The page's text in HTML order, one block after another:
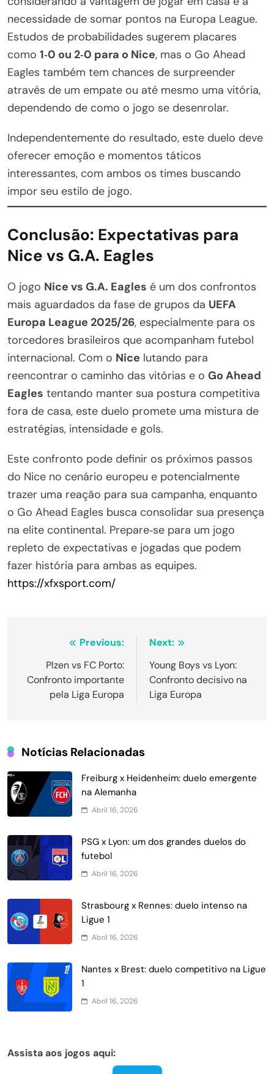
necessidade de somar pontos na Europa League.
Estudos de probabilidades sugerem placares
como 1‑0 ou 2‑0 para o Nice, mas o Go Ahead
Eagles também tem chances de surpreender
através de um empate ou até mesmo uma vitória,
dependendo de como o jogo se desenrolar.
Independentemente do resultado, este duelo deve
oferecer emoção e momentos táticos
interessantes, com ambos os times buscando
impor seu estilo de jogo.
Conclusão: Expectativas para
Nice vs G.A. Eagles
O jogo Nice vs G.A. Eagles é um dos confrontos
mais aguardados da fase de grupos da UEFA
Europa League 2025/26, especialmente para os
torcedores brasileiros que acompanham futebol
internacional. Com o Nice lutando para
reencontrar o caminho das vitórias e o Go Ahead
Eagles tentando manter sua postura competitiva
fora de casa, este duelo promete uma mistura de
estratégias, intensidade e gols.
Este confronto pode definir os próximos passos
do Nice no cenário europeu e potencialmente
trazer uma reação para sua campanha, enquanto
o Go Ahead Eagles busca consolidar sua presença
na elite continental. Prepare‑se para um jogo
repleto de expectativas e jogadas que podem
fazer história para ambas as equipes.
https://xfxsport.com/
Navegação
Post
Previous:
Plzen vs FC Porto:
Confronto importante
pela Liga Europa
Next:
Young Boys vs Lyon:
Confronto decisivo na
Liga Europa
Notícias Relacionadas
Freiburg x Heidenheim: duelo emergente
na Alemanha
Abril 16, 2026
PSG x Lyon: um dos grandes duelos do
futebol
Abril 16, 2026
Strasbourg x Rennes: duelo intenso na
Ligue 1
Abril 16, 2026
Nantes x Brest: duelo competitivo na Ligue
1
Abril 16, 2026
Assista aos jogos aqui: